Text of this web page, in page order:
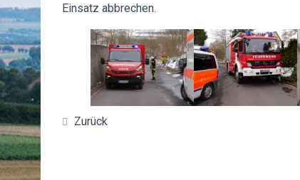
Einsatz abbrechen.
Zurück